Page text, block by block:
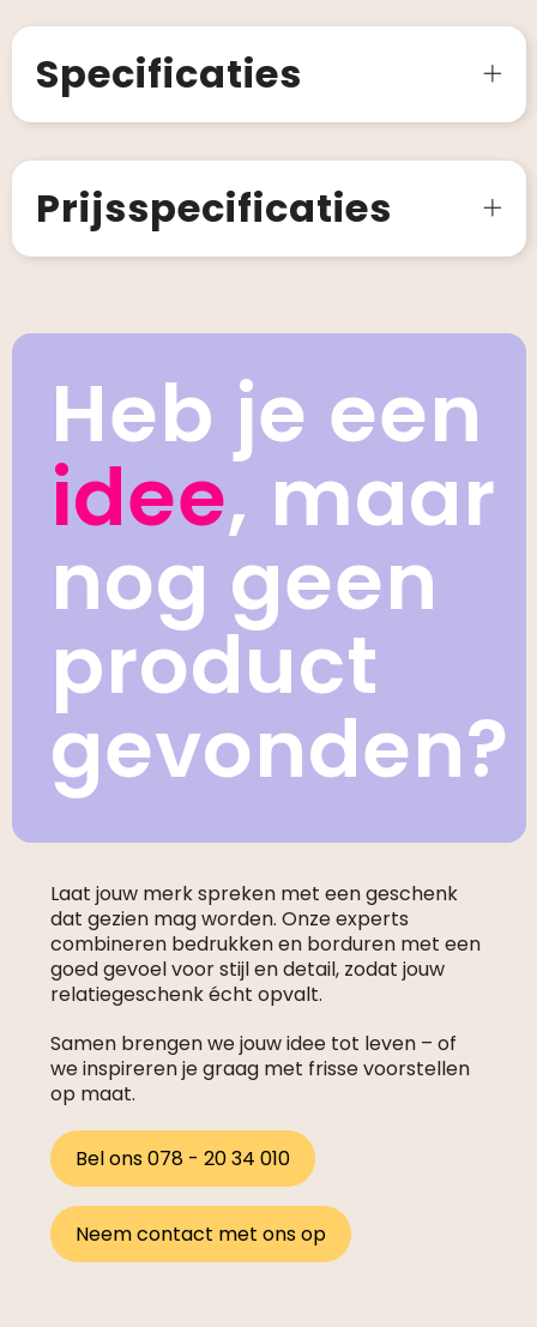
Specificaties
Prijsspecificaties
Heb je een
idee, maar
nog geen
product
gevonden?
Laat jouw merk spreken met een geschenk
dat gezien mag worden. Onze experts
combineren bedrukken en borduren met een
goed gevoel voor stijl en detail, zodat jouw
relatiegeschenk écht opvalt.
Samen brengen we jouw idee tot leven – of
we inspireren je graag met frisse voorstellen
op maat.
Bel ons 078 - 20 34 010
Neem contact met ons op